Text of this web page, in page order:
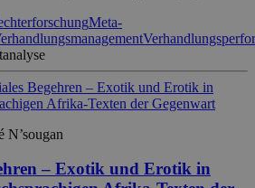
Meta-
– Exotik und Erotik in